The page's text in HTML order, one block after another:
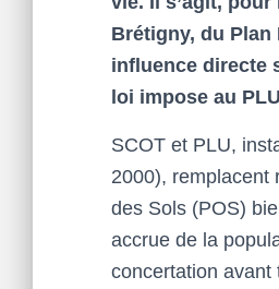
Brétigny, du Plan
influence directe
loi impose au
SCOT et PLU,
2000), remplacent
des Sols (POS)
accrue de la
concertation avant